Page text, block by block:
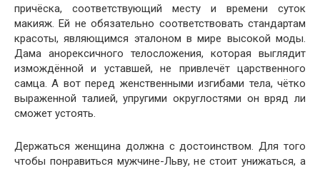
причёска, соответствующий месту и времени суток
макияж. Ей не обязательно соответствовать стандартам
красоты, являющимся эталоном в мире высокой моды.
Дама анорексичного телосложения, которая выглядит
измождённой и уставшей, не привлечёт царственного
самца. А вот перед женственными изгибами тела, чётко
выраженной талией, упругими округлостями он вряд ли
сможет устоять.
Держаться женщина должна с достоинством. Для того
чтобы понравиться мужчине-Льву, не стоит унижаться, а